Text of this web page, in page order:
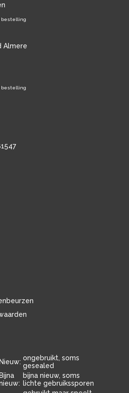
bestelling
Almere
bestelling
Nieuw: ongebruikt, soms
gesealed
Bijna
bijna nieuw, soms
lichte gebruikssporen